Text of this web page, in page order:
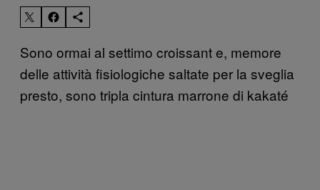
Sono ormai al settimo croissant e, memore
delle attività fisiologiche saltate per la sveglia
presto, sono tripla cintura marrone di kakaté